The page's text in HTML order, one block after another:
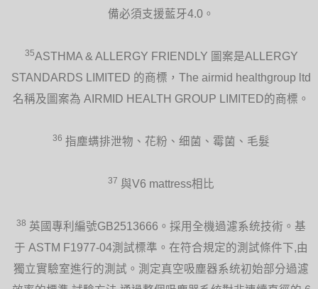
備必須支援藍牙4.0。
35ASTHMA & ALLERGY FRIENDLY 圖案是ALLERGY
STANDARDS LIMITED 的商標，The airmid healthgroup ltd
名稱及圖案為 AIRMID HEALTH GROUP LIMITED的商標。
36 指塵螨排泄物、花粉、细菌、霉菌、毛髮
37 與V6 mattress相比
38 英國專利編號GB2513666。採用全機過濾系统技術。基
于 ASTM F1977-04測試標準。在符合規定的測試條件下,由
獨立實驗室進行的測試。測定真空吸塵器系统初始部分過濾